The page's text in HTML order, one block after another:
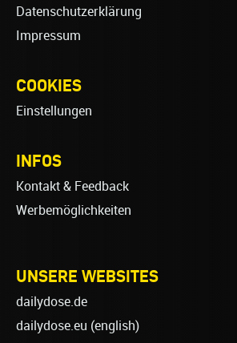
Datenschutzerklärung
Impressum
COOKIES
Einstellungen
INFOS
Kontakt & Feedback
Werbemöglichkeiten
UNSERE WEBSITES
dailydose.de
dailydose.eu (english)